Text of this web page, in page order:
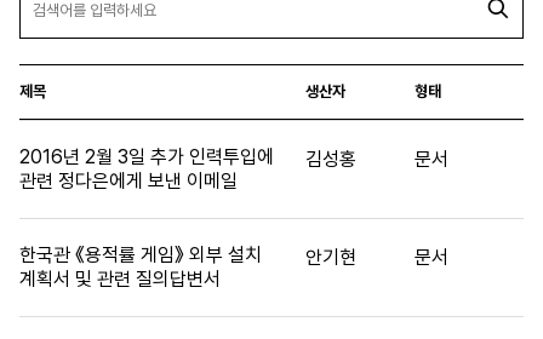
제목 생산자 형태
2016년 2월 3일 추가 인력투입에
관련 정다은에게 보낸 이메일
김성홍 문서
한국관 《용적률 게임》 외부 설치
계획서 및 관련 질의답변서
안기현 문서